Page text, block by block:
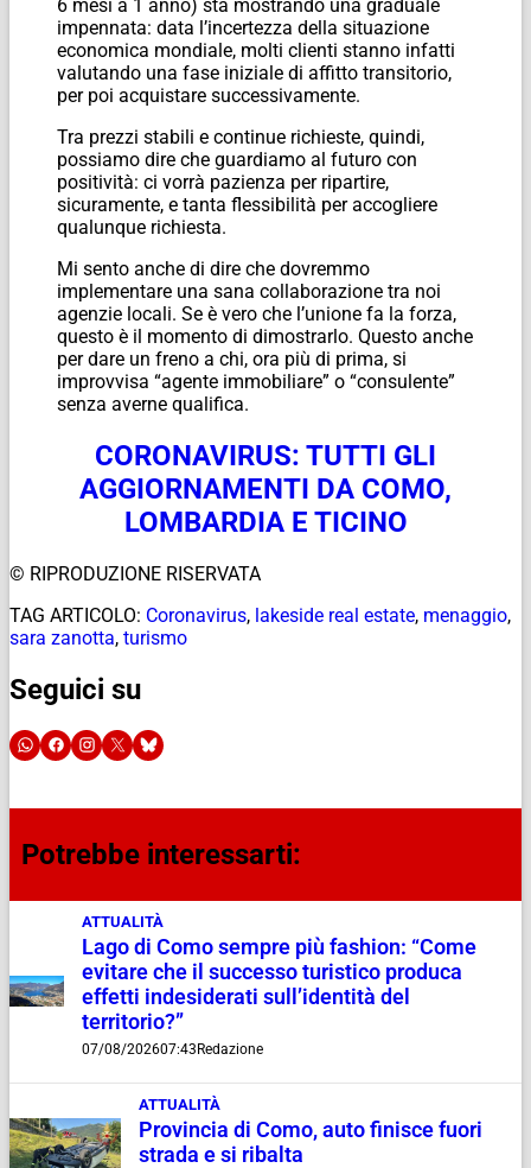
6 mesi a 1 anno) sta mostrando una graduale
impennata: data l’incertezza della situazione
economica mondiale, molti clienti stanno infatti
valutando una fase iniziale di affitto transitorio,
per poi acquistare successivamente.
Tra prezzi stabili e continue richieste, quindi,
possiamo dire che guardiamo al futuro con
positività: ci vorrà pazienza per ripartire,
sicuramente, e tanta flessibilità per accogliere
qualunque richiesta.
Mi sento anche di dire che dovremmo
implementare una sana collaborazione tra noi
agenzie locali. Se è vero che l’unione fa la forza,
questo è il momento di dimostrarlo. Questo anche
per dare un freno a chi, ora più di prima, si
improvvisa “agente immobiliare” o “consulente”
senza averne qualifica.
CORONAVIRUS: TUTTI GLI
AGGIORNAMENTI DA COMO,
LOMBARDIA E TICINO
© RIPRODUZIONE RISERVATA
TAG ARTICOLO: Coronavirus, lakeside real estate, menaggio,
sara zanotta, turismo
Seguici su
Potrebbe interessarti:
ATTUALITÀ
Lago di Como sempre più fashion: “Come
evitare che il successo turistico produca
effetti indesiderati sull’identità del
territorio?”
07/08/202607:43Redazione
ATTUALITÀ
Provincia di Como, auto finisce fuori
strada e si ribalta